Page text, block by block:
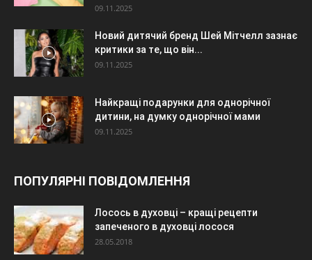
09.11.2025
Новий дитячий бренд Шей Мітчелл зазнає
критики за те, що він...
09.11.2025
Найкращі подарунки для однорічної
дитини, на думку однорічної мами
09.11.2025
ПОПУЛЯРНІ ПОВІДОМЛЕННЯ
Лосось в духовці – кращі рецепти
запеченого в духовці лосося
28.05.2018